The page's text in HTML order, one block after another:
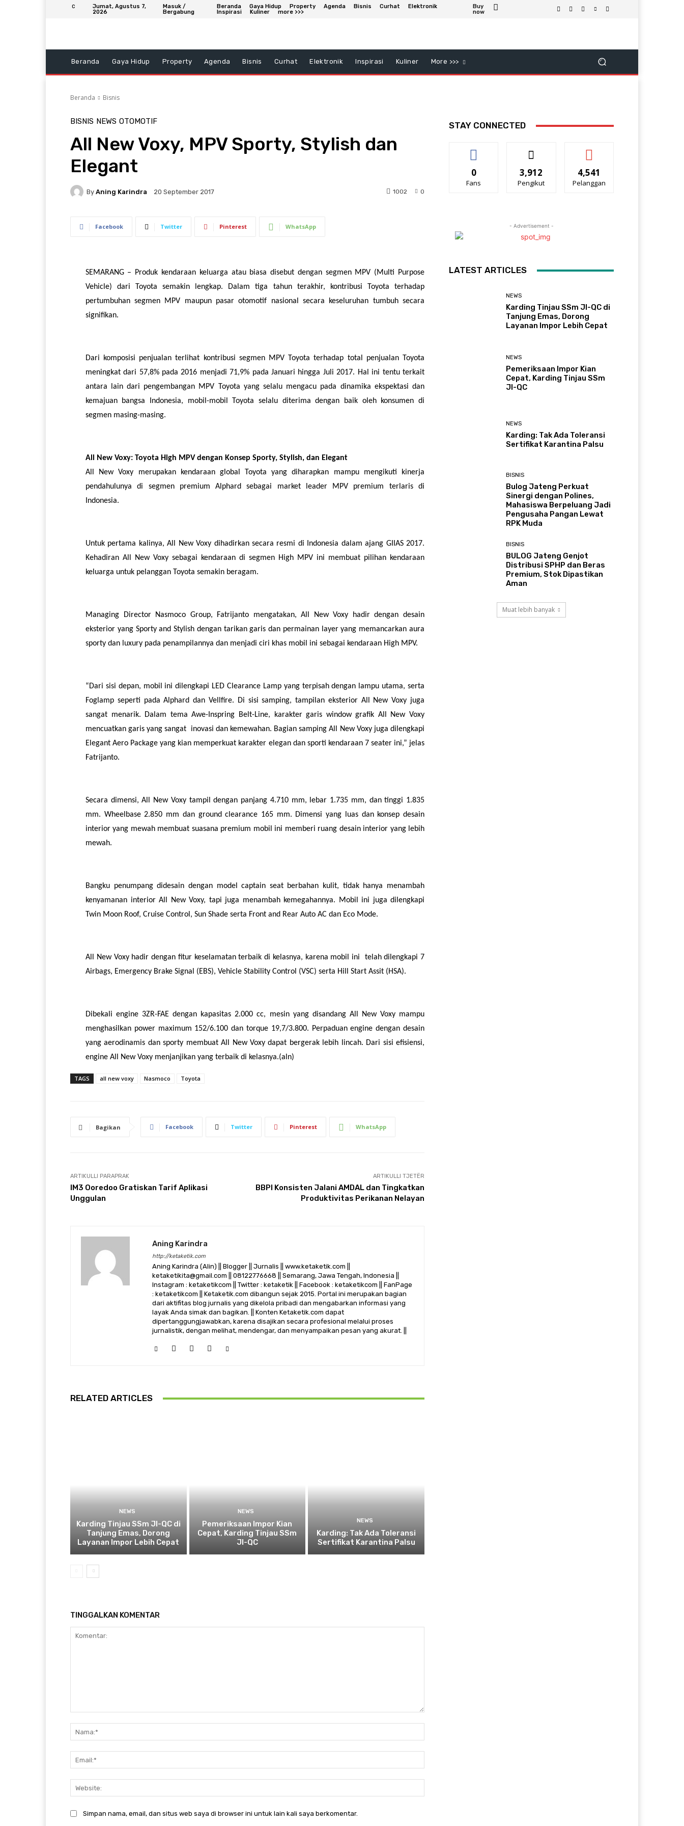
C
Jumat, Agustus 7,
2026
Masuk /
Bergabung
Beranda Gaya Hidup Property Agenda Bisnis Curhat
Elektronik
Inspirasi
Kuliner more >>>
Buy
now
Beranda Gaya Hidup Property Agenda Bisnis Curhat Elektronik Inspirasi Kuliner More >>>
Beranda Bisnis
BISNIS NEWS OTOMOTIF
All New Voxy, MPV Sporty, Stylish dan
Elegant
By Aning Karindra 20 September 2017 0
1002
Facebook Twitter Pinterest WhatsApp
SEMARANG – Produk kendaraan keluarga atau biasa disebut dengan segmen MPV (Multi Purpose
Vehicle) dari Toyota semakin lengkap. Dalam tiga tahun terakhir, kontribusi Toyota terhadap
pertumbuhan segmen MPV maupun pasar otomotif nasional secara keseluruhan tumbuh secara
signifikan.
Dari komposisi penjualan terlihat kontribusi segmen MPV Toyota terhadap total penjualan Toyota
meningkat dari 57,8% pada 2016 menjadi 71,9% pada Januari hingga Juli 2017. Hal ini tentu terkait
antara lain dari pengembangan MPV Toyota yang selalu mengacu pada dinamika ekspektasi dan
kemajuan bangsa Indonesia, mobil-mobil Toyota selalu diterima dengan baik oleh konsumen di
segmen masing-masing.
All New Voxy: Toyota High MPV dengan Konsep Sporty, Stylish, dan Elegant
All New Voxy merupakan kendaraan global Toyota yang diharapkan mampu mengikuti kinerja
pendahulunya di segmen premium Alphard sebagai market leader MPV premium terlaris di
Indonesia.
Untuk pertama kalinya, All New Voxy dihadirkan secara resmi di Indonesia dalam ajang GIIAS 2017.
Kehadiran All New Voxy sebagai kendaraan di segmen High MPV ini membuat pilihan kendaraan
keluarga untuk pelanggan Toyota semakin beragam.
Managing Director Nasmoco Group, Fatrijanto mengatakan, All New Voxy hadir dengan desain
eksterior yang Sporty and Stylish dengan tarikan garis dan permainan layer yang memancarkan aura
sporty dan luxury pada penampilannya dan menjadi ciri khas mobil ini sebagai kendaraan High MPV.
“Dari sisi depan, mobil ini dilengkapi LED Clearance Lamp yang terpisah dengan lampu utama, serta
Foglamp seperti pada Alphard dan Vellfire. Di sisi samping, tampilan eksterior All New Voxy juga
sangat menarik. Dalam tema Awe-Inspring Belt-Line, karakter garis window grafik All New Voxy
mencuatkan garis yang sangat inovasi dan kemewahan. Bagian samping All New Voxy juga dilengkapi
Elegant Aero Package yang kian memperkuat karakter elegan dan sporti kendaraan 7 seater ini,” jelas
Fatrijanto.
Secara dimensi, All New Voxy tampil dengan panjang 4.710 mm, lebar 1.735 mm, dan tinggi 1.835
mm. Wheelbase 2.850 mm dan ground clearance 165 mm. Dimensi yang luas dan konsep desain
interior yang mewah membuat suasana premium mobil ini memberi ruang desain interior yang lebih
mewah.
Bangku penumpang didesain dengan model captain seat berbahan kulit, tidak hanya menambah
kenyamanan interior All New Voxy, tapi juga menambah kemegahannya. Mobil ini juga dilengkapi
Twin Moon Roof, Cruise Control, Sun Shade serta Front and Rear Auto AC dan Eco Mode.
All New Voxy hadir dengan fitur keselamatan terbaik di kelasnya, karena mobil ini telah dilengkapi 7
Airbags, Emergency Brake Signal (EBS), Vehicle Stability Control (VSC) serta Hill Start Assit (HSA).
Dibekali engine 3ZR-FAE dengan kapasitas 2.000 cc, mesin yang disandang All New Voxy mampu
menghasilkan power maximum 152/6.100 dan torque 19,7/3.800. Perpaduan engine dengan desain
yang aerodinamis dan sporty membuat All New Voxy dapat bergerak lebih lincah. Dari sisi efisiensi,
engine All New Voxy menjanjikan yang terbaik di kelasnya.(aln)
TAGS all new voxy Nasmoco Toyota
Bagikan Facebook Twitter Pinterest WhatsApp
ARTIKULLI PARAPRAK
IM3 Ooredoo Gratiskan Tarif Aplikasi
Unggulan
ARTIKULLI TJETËR
BBPI Konsisten Jalani AMDAL dan Tingkatkan
Produktivitas Perikanan Nelayan
Aning Karindra
http://ketaketik.com
Aning Karindra (Alin) || Blogger || Jurnalis || www.ketaketik.com ||
ketaketikita@gmail.com || 08122776668 || Semarang, Jawa Tengah, Indonesia ||
Instagram : ketaketikcom || Twitter : ketaketik || Facebook : ketaketikcom || FanPage
: ketaketikcom || Ketaketik.com dibangun sejak 2015. Portal ini merupakan bagian
dari aktifitas blog jurnalis yang dikelola pribadi dan mengabarkan informasi yang
layak Anda simak dan bagikan. || Konten Ketaketik.com dapat
dipertanggungjawabkan, karena disajikan secara profesional melalui proses
jurnalistik, dengan melihat, mendengar, dan menyampaikan pesan yang akurat. ||
RELATED ARTICLES
NEWS
Karding Tinjau SSm JI-QC di
Tanjung Emas, Dorong
Layanan Impor Lebih Cepat
NEWS
Pemeriksaan Impor Kian
Cepat, Karding Tinjau SSm
JI-QC
NEWS
Karding: Tak Ada Toleransi
Sertifikat Karantina Palsu
TINGGALKAN KOMENTAR
Simpan nama, email, dan situs web saya di browser ini untuk lain kali saya berkomentar.
STAY CONNECTED
0
Fans
3,912
Pengikut
4,541
Pelanggan
- Advertisement -
LATEST ARTICLES
NEWS
Karding Tinjau SSm JI-QC di
Tanjung Emas, Dorong
Layanan Impor Lebih Cepat
NEWS
Pemeriksaan Impor Kian
Cepat, Karding Tinjau SSm
JI-QC
NEWS
Karding: Tak Ada Toleransi
Sertifikat Karantina Palsu
BISNIS
Bulog Jateng Perkuat
Sinergi dengan Polines,
Mahasiswa Berpeluang Jadi
Pengusaha Pangan Lewat
RPK Muda
BISNIS
BULOG Jateng Genjot
Distribusi SPHP dan Beras
Premium, Stok Dipastikan
Aman
Muat lebih banyak